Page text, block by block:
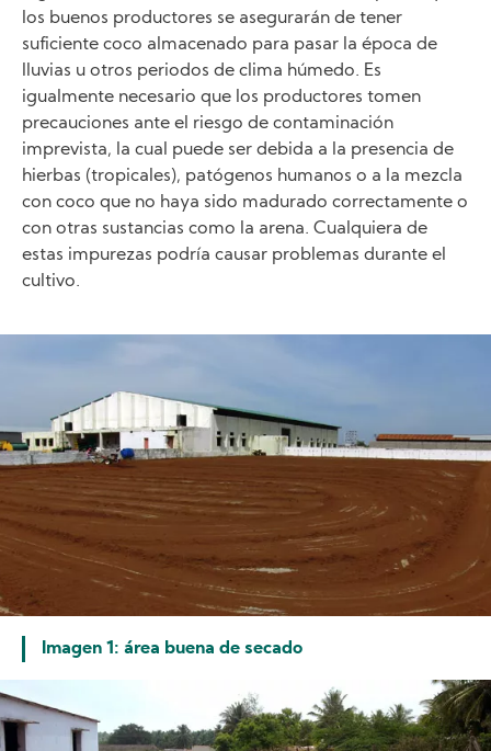
los buenos productores se asegurarán de tener
suficiente coco almacenado para pasar la época de
lluvias u otros periodos de clima húmedo. Es
igualmente necesario que los productores tomen
precauciones ante el riesgo de contaminación
imprevista, la cual puede ser debida a la presencia de
hierbas (tropicales), patógenos humanos o a la mezcla
con coco que no haya sido madurado correctamente o
con otras sustancias como la arena. Cualquiera de
estas impurezas podría causar problemas durante el
cultivo.
Imagen 1: área buena de secado